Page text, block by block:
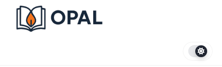
content